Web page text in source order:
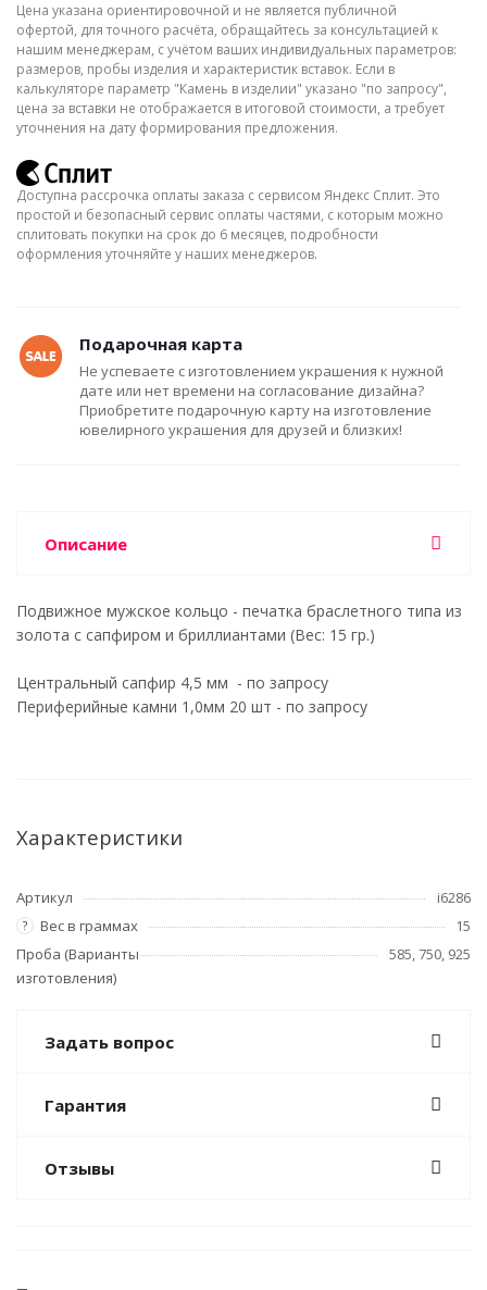
Цена указана ориентировочной и не является публичной
офертой, для точного расчёта, обращайтесь за консультацией к
нашим менеджерам, с учётом ваших индивидуальных параметров:
размеров, пробы изделия и характеристик вставок. Если в
калькуляторе параметр "Камень в изделии" указано "по запросу",
цена за вставки не отображается в итоговой стоимости, а требует
уточнения на дату формирования предложения.
Доступна рассрочка оплаты заказа с сервисом Яндекс Сплит. Это
простой и безопасный сервис оплаты частями, с которым можно
сплитовать покупки на срок до 6 месяцев, подробности
оформления уточняйте у наших менеджеров.
Подарочная карта
Не успеваете с изготовлением украшения к нужной
дате или нет времени на согласование дизайна?
Приобретите подарочную карту на изготовление
ювелирного украшения для друзей и близких!
Описание
Подвижное мужское кольцо - печатка браслетного типа из
золота с сапфиром и бриллиантами (Вес: 15 гр.)
Центральный сапфир 4,5 мм - по запросу
Периферийные камни 1,0мм 20 шт - по запросу
Характеристики
Артикул i6286
? Вес в граммах
15
Проба (Варианты
изготовления)
585, 750, 925
Задать вопрос
Гарантия
Отзывы